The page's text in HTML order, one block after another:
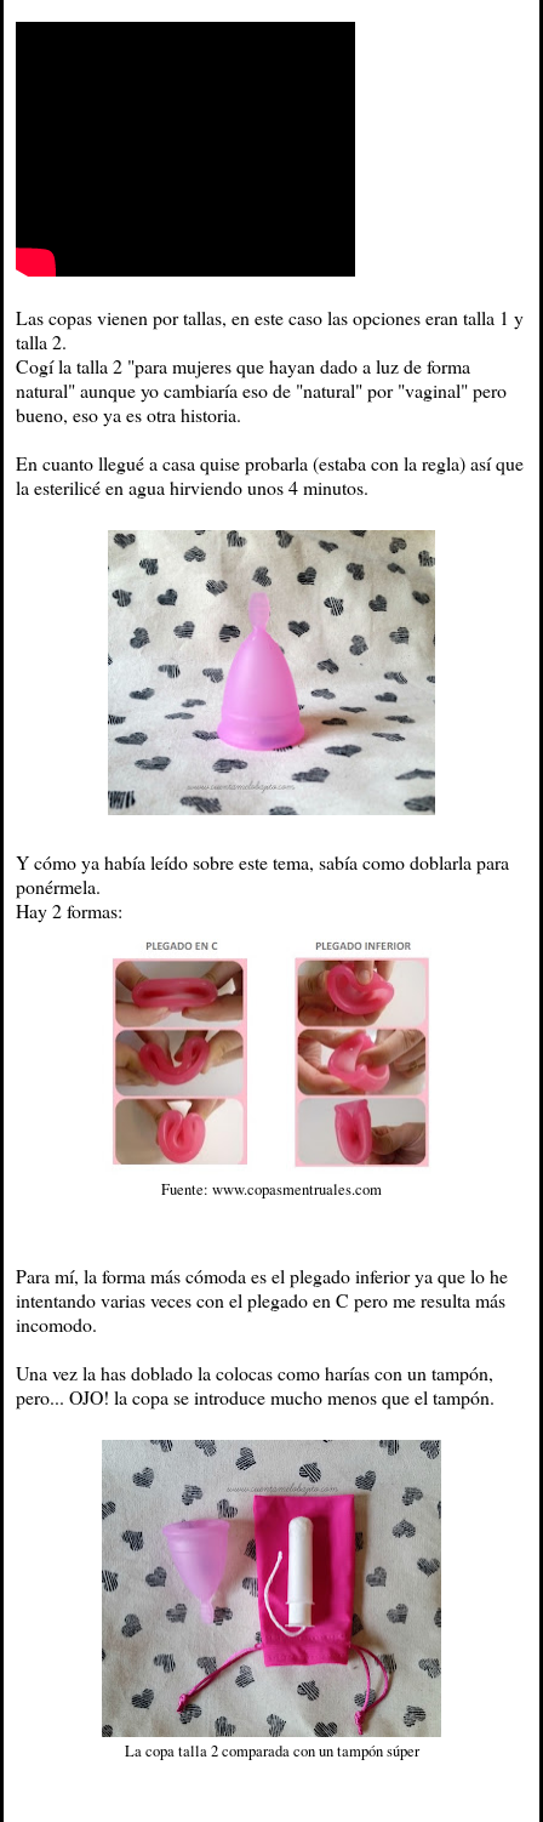
Las copas vienen por tallas, en este caso las opciones eran talla 1 y
talla 2.
Cogí la talla 2 "para mujeres que hayan dado a luz de forma
natural" aunque yo cambiaría eso de "natural" por "vaginal" pero
bueno, eso ya es otra historia.
En cuanto llegué a casa quise probarla (estaba con la regla) así que
la esterilicé en agua hirviendo unos 4 minutos.
Y cómo ya había leído sobre este tema, sabía como doblarla para
ponérmela.
Hay 2 formas:
Fuente: www.copasmentruales.com
Para mí, la forma más cómoda es el plegado inferior ya que lo he
intentando varias veces con el plegado en C pero me resulta más
incomodo.
Una vez la has doblado la colocas como harías con un tampón,
pero... OJO! la copa se introduce mucho menos que el tampón.
La copa talla 2 comparada con un tampón súper